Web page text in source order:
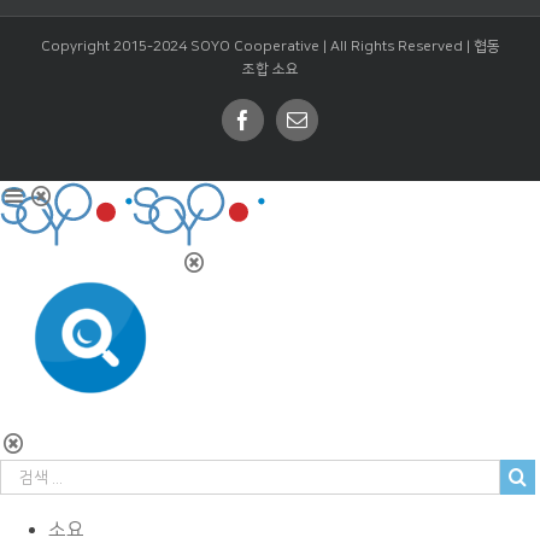
Copyright 2015-2024 SOYO Cooperative | All Rights Reserved | 협동
조합 소요
Facebook
Email
소요